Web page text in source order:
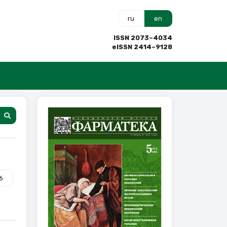
ru en
ISSN 2073–4034
eISSN 2414–9128